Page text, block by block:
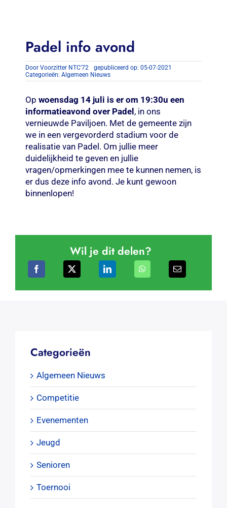
Zoeken
naar:Padel info avond
Door Voorzitter NTC'72
gepubliceerd op: 05-07-2021
Categorieën: Algemeen Nieuws
Op woensdag 14 juli is er om 19:30u een
informatieavond over Padel, in ons
vernieuwde Paviljoen. Met de gemeente zijn
we in een vergevorderd stadium voor de
realisatie van Padel. Om jullie meer
duidelijkheid te geven en jullie
vragen/opmerkingen mee te kunnen nemen, is
er dus deze info avond. Je kunt gewoon
binnenlopen!
Wil je dit delen?
Categorieën
Algemeen Nieuws
Competitie
Evenementen
Jeugd
Senioren
Toernooi